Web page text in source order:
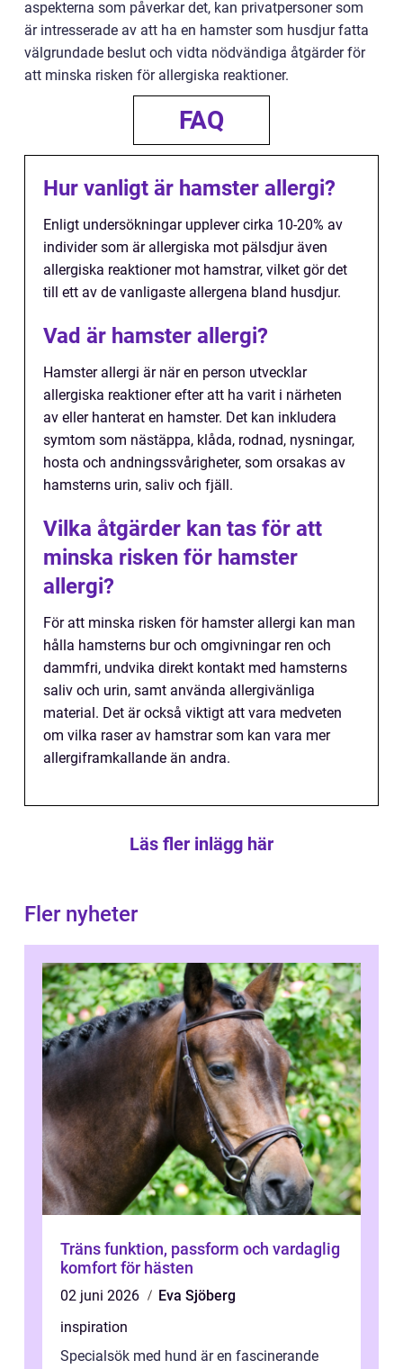
aspekterna som påverkar det, kan privatpersoner som
är intresserade av att ha en hamster som husdjur fatta
välgrundade beslut och vidta nödvändiga åtgärder för
att minska risken för allergiska reaktioner.
FAQ
Hur vanligt är hamster allergi?
Enligt undersökningar upplever cirka 10-20% av
individer som är allergiska mot pälsdjur även
allergiska reaktioner mot hamstrar, vilket gör det
till ett av de vanligaste allergena bland husdjur.
Vad är hamster allergi?
Hamster allergi är när en person utvecklar
allergiska reaktioner efter att ha varit i närheten
av eller hanterat en hamster. Det kan inkludera
symtom som nästäppa, klåda, rodnad, nysningar,
hosta och andningssvårigheter, som orsakas av
hamsterns urin, saliv och fjäll.
Vilka åtgärder kan tas för att
minska risken för hamster
allergi?
För att minska risken för hamster allergi kan man
hålla hamsterns bur och omgivningar ren och
dammfri, undvika direkt kontakt med hamsterns
saliv och urin, samt använda allergivänliga
material. Det är också viktigt att vara medveten
om vilka raser av hamstrar som kan vara mer
allergiframkallande än andra.
Läs fler inlägg här
Fler nyheter
Träns funktion, passform och vardaglig
komfort för hästen
02 juni 2026
Eva Sjöberg
inspiration
Specialsök med hund är en fascinerande